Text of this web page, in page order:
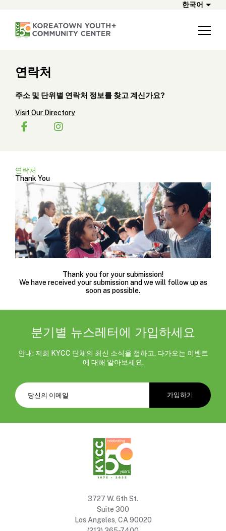
한국어
연락처
주소 및 단위별 연락처 정보를 찾고 계신가요?
Visit Our Directory
연락처
Thank You
Thank you for your submission!
We have received your submission and we will follow up as
soon as possible.
분기별 뉴스레터에 가입하세요
안내: 저희 KYCC 단체의 최신 소식을 접하고, 다가오는 이벤트
에 대해 알아보세요.
3727 W. 6th St.
Suite 300
Los Angeles, CA 90020